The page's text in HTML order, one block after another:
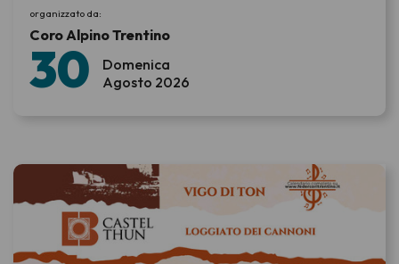
Domenica
30 Agosto 2026
organizzato da:
Coro Alpino Trentino